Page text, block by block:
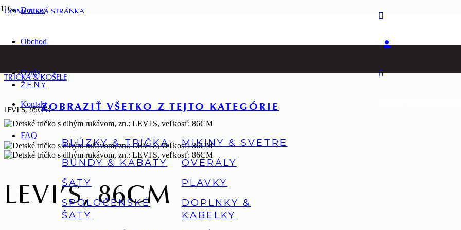
Domov
Obchod
O nás
Kontakt
FAQ
ŽENY
ZOBRAZIŤ VŠETKO Z TEJTO KATEGÓRIE
BLÚZKY & TRIČKA
BUNDY & KABÁTY
ŠATY
SPOLOČENSKÉ
ŠATY
MIKINY & SVETRE
OVERÁLY
PLAVKY
DOPLNKY &
KABELKY
DOMOVSKÁ STRÁNKA
DETI
TRIČKA & KOŠELE
LEVI’S, 86CM
LEVI’S, 86CM